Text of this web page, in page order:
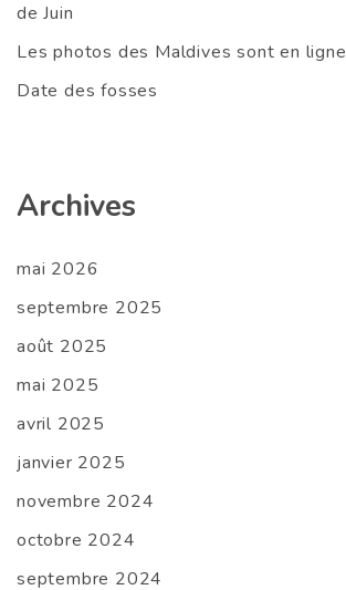
de Juin
Les photos des Maldives sont en ligne
Date des fosses
Archives
mai 2026
septembre 2025
août 2025
mai 2025
avril 2025
janvier 2025
novembre 2024
octobre 2024
septembre 2024